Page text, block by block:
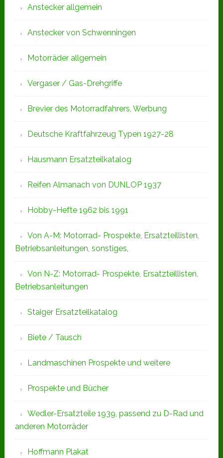
Anstecker allgemein
Anstecker von Schwenningen
Motorräder allgemein
Vergaser / Gas-Drehgriffe
Brevier des Motorradfahrers, Werbung
Deutsche Kraftfahrzeug Typen 1927-28
Hausmann Ersatzteilkatalog
Reifen Almanach von DUNLOP 1937
Hobby-Hefte 1962 bis 1991
Von A-M: Motorrad- Prospekte, Ersatzteillisten,
Betriebsanleitungen, sonstiges,
Von N-Z: Motorrad- Prospekte, Ersatzteillisten,
Betriebsanleitungen
Staiger Ersatzteilkatalog
Biete / Tausch
Landmaschinen Prospekte und weitere
Prospekte und Bücher
Wedler-Ersatzteile 1939, passend zu D-Rad und
anderen Motorräder
Hoffmann Plakat